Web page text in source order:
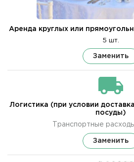
Аренда круглых или
5 шт.
Заменить
Логистика (при условии
посуды)
Транспортные
Заменить